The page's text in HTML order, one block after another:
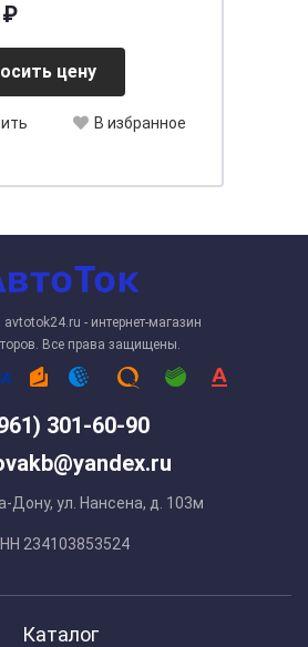
₽
цену
В избранное
301-60-90
Дону, ул. Нансена, д. 103м
234103853524
- интернет-магазин
Все права защищены.
Каталог